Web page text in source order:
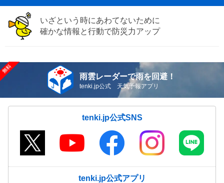
いざという時にあわてないために
確かな情報と行動で防災力アップ
雨雲レーダーで雨を回避！
tenki.jp公式 天気予報アプリ
tenki.jp公式SNS
tenki.jp公式アプリ